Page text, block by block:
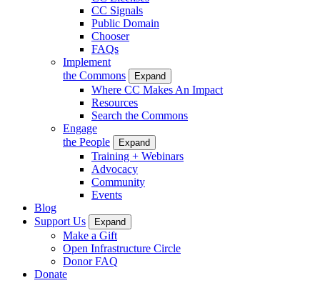
CC Signals
Public Domain
Chooser
FAQs
Implement
the Commons
Expand
Where CC Makes An Impact
Resources
Search the Commons
Engage
the People
Expand
Training + Webinars
Advocacy
Community
Events
Blog
Support Us
Expand
Make a Gift
Open Infrastructure Circle
Donor FAQ
Donate